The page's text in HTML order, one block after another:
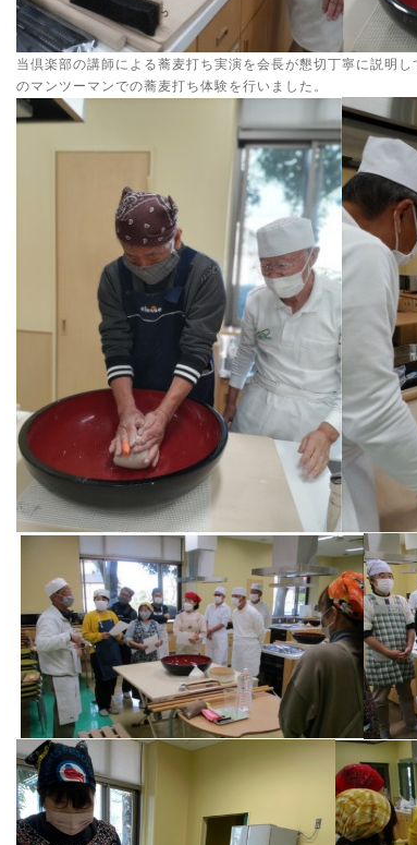
当倶楽部の講師による蕎麦打ち実演を会長が懇切丁寧に説明
のマンツーマンでの蕎麦打ち体験を行いました。